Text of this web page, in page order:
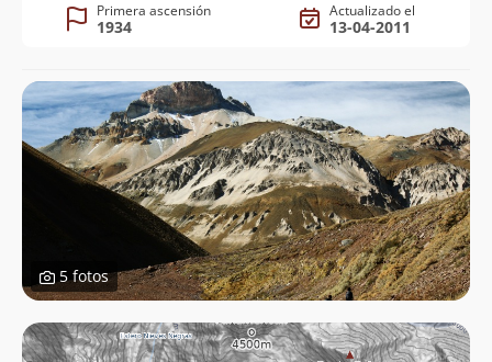
Primera ascensión
1934
Actualizado el
13-04-2011
5 fotos